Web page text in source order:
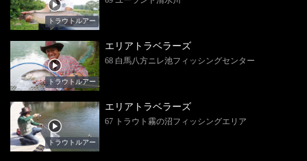
トラウトルアー
トラウトルアー
エリアトラベラーズ
68 白馬八方ニレ池フィッシングセンター
トラウトルアー
エリアトラベラーズ
67 トラウト霧の沼フィッシングエリア